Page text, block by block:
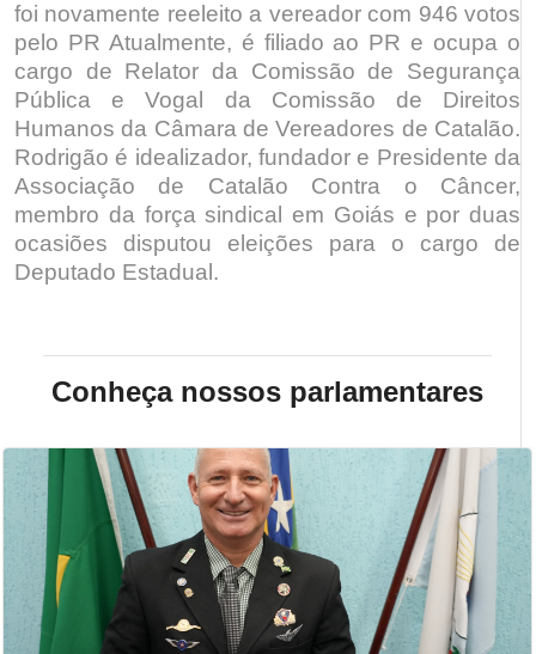
foi novamente reeleito a vereador com 946 votos
pelo PR Atualmente, é filiado ao PR e ocupa o
cargo de Relator da Comissão de Segurança
Pública e Vogal da Comissão de Direitos
Humanos da Câmara de Vereadores de Catalão.
Rodrigão é idealizador, fundador e Presidente da
Associação de Catalão Contra o Câncer,
membro da força sindical em Goiás e por duas
ocasiões disputou eleições para o cargo de
Deputado Estadual.
Conheça nossos parlamentares